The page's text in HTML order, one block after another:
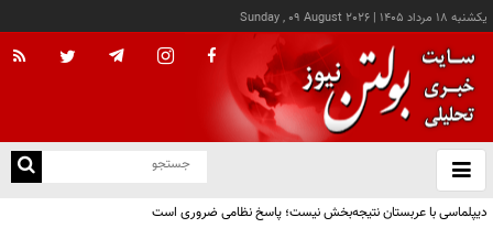
يکشنبه ۱۸ مرداد ۱۴۰۵ |
Sunday , 09 August 2026
باز
و
دیپلماسی با عربستان نتیجه‌بخش نیست؛ پاسخ نظامی ضروری است